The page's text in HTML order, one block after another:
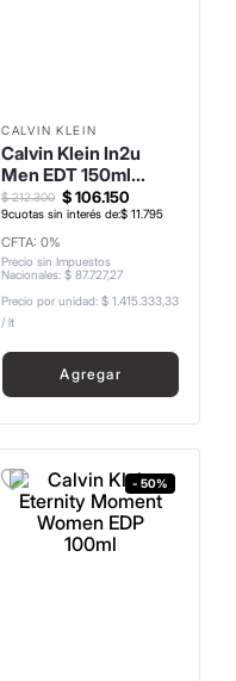
CALVIN KLEIN
Calvin Klein In2u
Men EDT 150ml
Edición Limitada
$106.150
$ 212.300
9cuotas sin interés de:$ 11 795
CFTA: 0%
Precio sin Impuestos
Nacionales: $ 87.727,27
Precio por unidad: $ 1.415.333,33
/ lt
Agregar
- 50%